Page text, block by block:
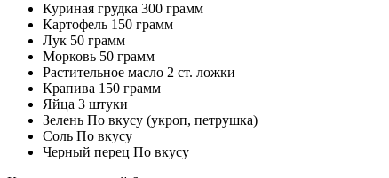
Куриная грудка 300 грамм
Картофель 150 грамм
Лук 50 грамм
Морковь 50 грамм
Растительное масло 2 ст. ложки
Крапива 150 грамм
Яйца 3 штуки
Зелень По вкусу (укроп, петрушка)
Соль По вкусу
Черный перец По вкусу